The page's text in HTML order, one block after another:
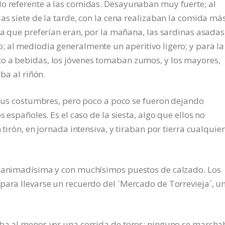
referente a las comidas. Desayunaban muy fuerte; al
siete de la tarde, con la cena realizaban la comida
que preferían eran, por la mañana, las sardinas
al mediodía generalmente un aperitivo ligero; y para la
a bebidas, los jóvenes tomaban zumos, y los mayores,
al riñón.
costumbres, pero poco a poco se fueron dejando
Es el caso de la siesta, algo que ellos no
tirón, en jornada intensiva, y tiraban por tierra cualquier
y con muchísimos puestos de calzado. Los
llevarse un recuerdo del `Mercado de Torrevieja´,